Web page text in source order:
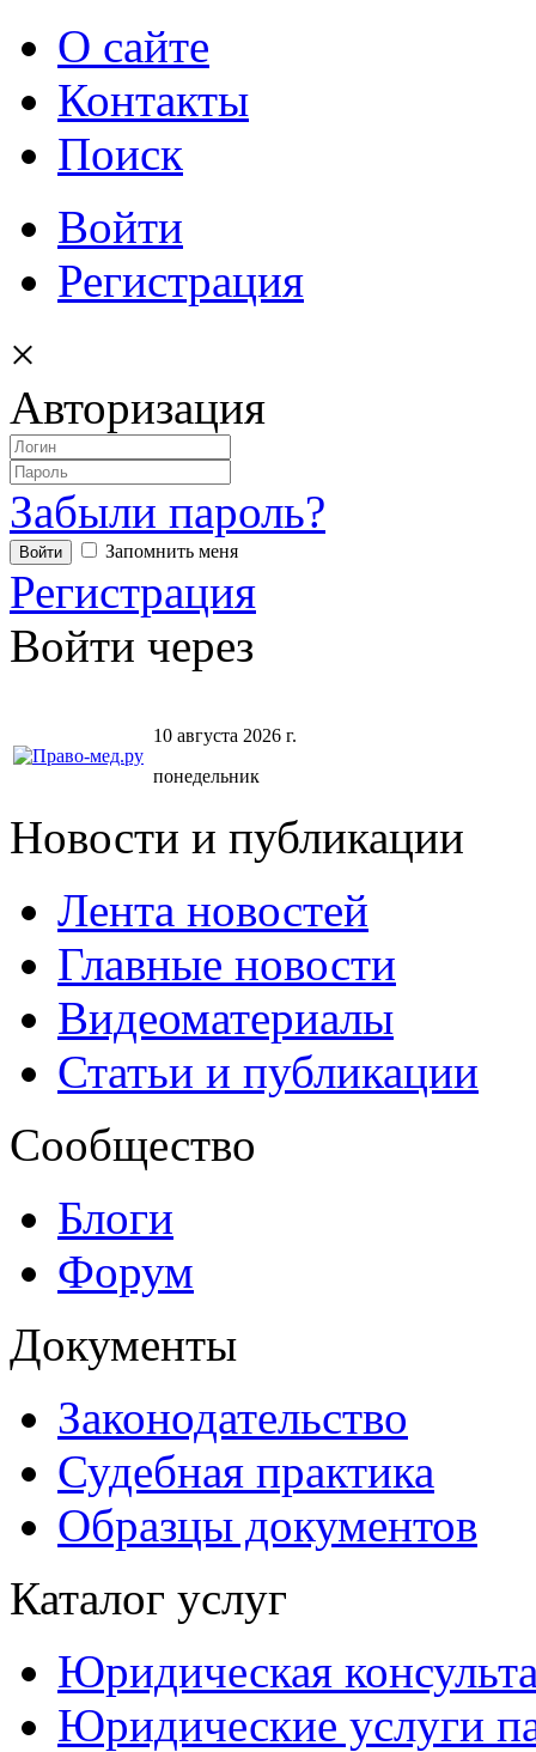
О сайте
Контакты
Поиск
Войти
Регистрация
×
Авторизация
Забыли пароль?
Запомнить меня
Регистрация
Войти через
10 августа 2026 г.
понедельник
Новости и публикации
Лента новостей
Главные новости
Видеоматериалы
Статьи и публикации
Сообщество
Блоги
Форум
Документы
Законодательство
Судебная практика
Образцы документов
Каталог услуг
Юридическая
Юридические услуги